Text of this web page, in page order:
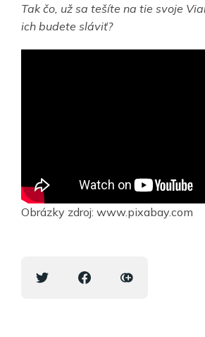
Tak čo, už sa tešíte na tie svoje
ich budete sláviť?
Obrázky zdroj: www.pixabay.com